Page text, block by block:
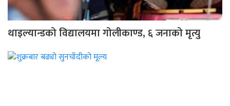
थाइल्यान्डको विद्यालयमा गोलीकाण्ड, ६ जनाको मृत्यु